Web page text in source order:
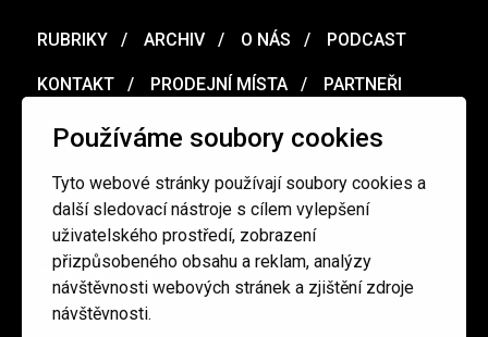
Používáme soubory cookies
Tyto webové stránky používají soubory cookies a
další sledovací nástroje s cílem vylepšení
uživatelského prostředí, zobrazení
přizpůsobeného obsahu a reklam, analýzy
návštěvnosti webových stránek a zjištění zdroje
návštěvnosti.
RUBRIKY ARCHIV O NÁS PODCAST
KONTAKT PRODEJNÍ MÍSTA PARTNEŘI
MERCH VOUCHER
Ochrana osobních údajů / Obchodní podmínky
redakce@cinepur.cz